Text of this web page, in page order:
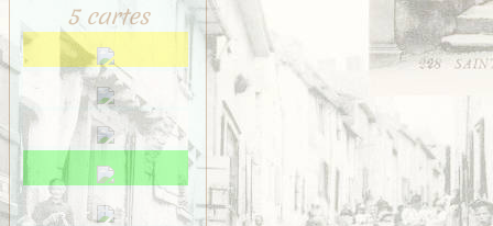
Saint-Méen
Saint-Ouen-des-Alleux
Saint-Père-Marc-en-
Poulet
Saint-Senoux
Saint-Servan
Saint-Suliac
Saint-Thurial
Saint-Énogat
Saint-Étienne-en-
5 cartes